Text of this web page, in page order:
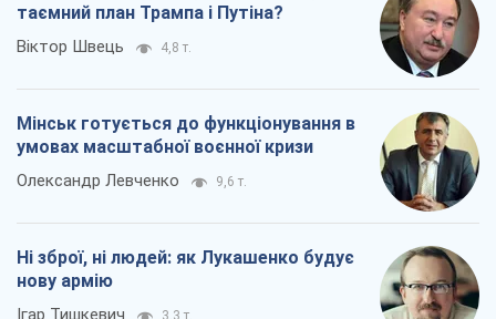
таємний план Трампа і Путіна?
Віктор Швець 4,8 т.
Мінськ готується до функціонування в
умовах масштабної воєнної кризи
Олександр Левченко 9,6 т.
Ні зброї, ні людей: як Лукашенко будує
нову армію
Ігар Тишкевич 3,3 т.